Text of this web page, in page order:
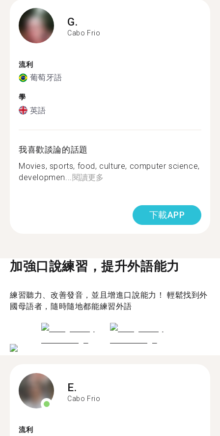
G.
Cabo Frio
流利
葡萄牙語
學
英語
我喜歡談論的話題
Movies, sports, food, culture, computer science,
developmen... 閱讀更多
下載APP
加強口說練習，提升外語能力
練習聽力、改善發音，並且增進口說能力！ 輕鬆找到外
國母語者，隨時隨地都能練習外語
E.
Cabo Frio
流利